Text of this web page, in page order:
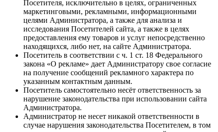
Посетителя, исключительно в целях, ограниченных
маркетинговыми, рекламными, информационными
целями Администратора, а также для анализа и
исследования Посетителей сайта, а также в целях
предоставления ему товаров и услуг непосредственно
находящихся, либо нет, на сайте Администратора.
Посетитель в соответствии с ч. 1 ст. 18 Федерального
закона «О рекламе» дает Администратору свое согласие
на получение сообщений рекламного характера по
указанным контактным данным.
Посетитель самостоятельно несёт ответственность за
нарушение законодательства при использовании сайта
Администратора.
Администратор не несет никакой ответственности в
случае нарушения законодательства Посетителем, в том